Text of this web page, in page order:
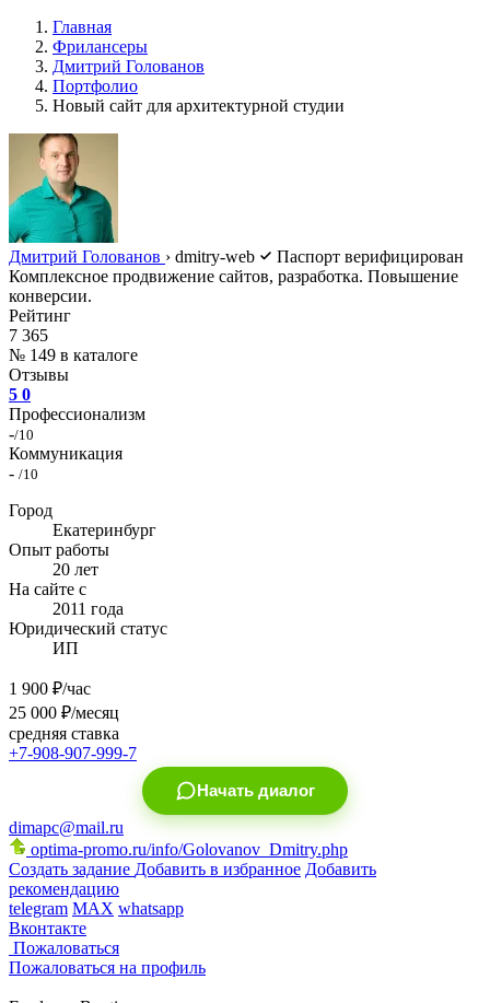
Главная
Фрилансеры
Дмитрий Голованов
Портфолио
Новый сайт для архитектурной студии
Дмитрий Голованов › dmitry-web
Паспорт верифицирован
Комплексное продвижение сайтов, разработка. Повышение
конверсии.
Рейтинг
7 365
№ 149 в каталоге
Отзывы
5 0
Профессионализм
-/10
Коммуникация
- /10
Город
Екатеринбург
Опыт работы
20 лет
На сайте с
2011 года
Юридический статус
ИП
1 900 ₽/час
25 000 ₽/месяц
средняя ставка
+7-908-907-999-7
Начать диалог
dimapc@mail.ru
optima-promo.ru/info/Golovanov_Dmitry.php
Создать задание Добавить в избранное Добавить
рекомендацию
telegram MAX whatsapp
Вконтакте
Пожаловаться
Пожаловаться на профиль